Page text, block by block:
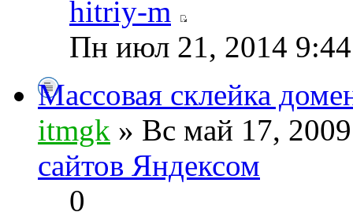
hitriy-m
Пн июл 21, 2014
Массовая склейка
itmgk » Вс май 17,
сайтов Яндексом
0